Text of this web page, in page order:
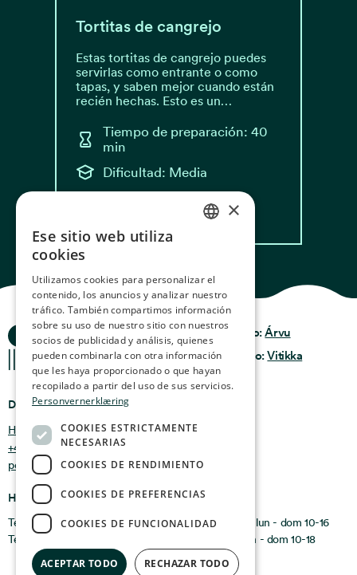
Tortitas de cangrejo
Estas tortitas de cangrejo puedes
servirlas como entrante o como
tapas, y saben mejor cuando están
recién hechas. Esto es un…
Tiempo de preparación: 40
min
Dificultad: Media
Historias del Océano
Dónde encontrarnos
Holmen 4b, 9750 Honningsvåg, Noruega
+47 47 99 00 95
post@oceanstories.no
Horarios de apertura
Temporada de invierno 1 de noviembre - 30 de abril: lun - dom 10-16
Temporada de verano 1 de mayo - 31 de octubre: lun - dom 10-18
Privacidad y Política
Términos y
condiciones
Diseño:Árvu
Código:Vitikka
NORWEGIAN
GERMAN
FRENCH
SPANISH
FINNISH
×
Ese sitio web utiliza
cookies
Utilizamos cookies para personalizar el
contenido, los anuncios y analizar nuestro
tráfico. También compartimos información
sobre su uso de nuestro sitio con nuestros
socios de publicidad y análisis, quienes
pueden combinarla con otra información
que les haya proporcionado o que hayan
recopilado a partir del uso de sus servicios.
Personvernerklæring
COOKIES ESTRICTAMENTE
NECESARIAS
COOKIES DE RENDIMIENTO
COOKIES DE PREFERENCIAS
COOKIES DE FUNCIONALIDAD
ACEPTAR TODO RECHAZAR TODO